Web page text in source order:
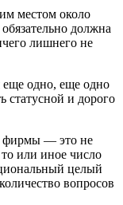
местом около
должна
лишнего не
еще одно, еще одно
статусной и дорого
фирмы — это не
или иное число
целый
вопросов